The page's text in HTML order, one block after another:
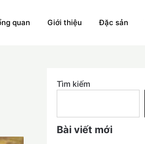
quan Giới thiệu Đặc sản
Tìm kiếm
Bài viết mới